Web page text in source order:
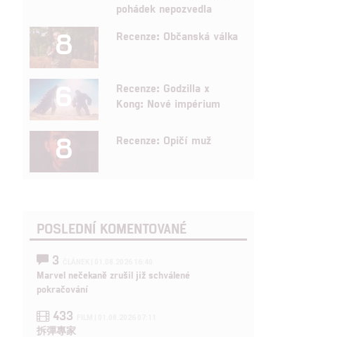
pohádek nepozvedla
8 Recenze: Občanská válka
6
Recenze: Godzilla x
Kong: Nové impérium
8 Recenze: Opičí muž
POSLEDNÍ KOMENTOVANÉ
3
Marvel nečekaně zrušil již schválené
pokračování
433
拆彈專家